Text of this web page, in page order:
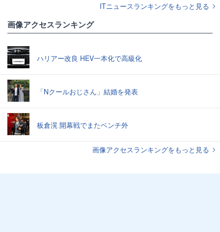
ITニュースランキングをもっと見る
画像アクセスランキング
ハリアー改良 HEV一本化で高級化
「Nクールおじさん」結婚を発表
板倉滉 開幕戦でまたベンチ外
画像アクセスランキングをもっと見る